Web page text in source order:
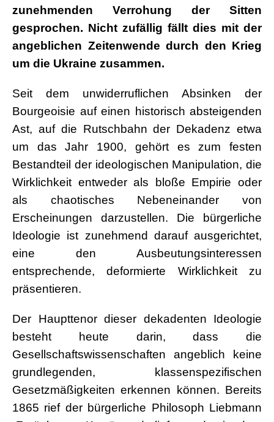
zunehmenden Verrohung der Sitten
gesprochen. Nicht zufällig fällt dies mit der
angeblichen Zeitenwende durch den Krieg
um die Ukraine zusammen.
Seit dem unwiderruflichen Absinken der
Bourgeoisie auf einen historisch absteigenden
Ast, auf die Rutschbahn der Dekadenz etwa
um das Jahr 1900, gehört es zum festen
Bestandteil der ideologischen Manipulation, die
Wirklichkeit entweder als bloße Empirie oder
als chaotisches Nebeneinander von
Erscheinungen darzustellen. Die bürgerliche
Ideologie ist zunehmend darauf ausgerichtet,
eine den Ausbeutungsinteressen
entsprechende, deformierte Wirklichkeit zu
präsentieren.
Der Haupttenor dieser dekadenten Ideologie
besteht heute darin, dass die
Gesellschaftswissenschaften angeblich keine
grundlegenden, klassenspezifischen
Gesetzmäßigkeiten erkennen können. Bereits
1865 rief der bürgerliche Philosoph Liebmann